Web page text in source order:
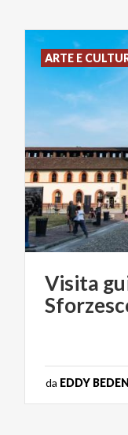
Visita
da EDDY
ARTE E